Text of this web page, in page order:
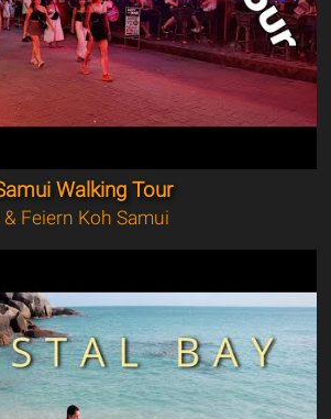
Walking Tour
& Feiern Koh Samui